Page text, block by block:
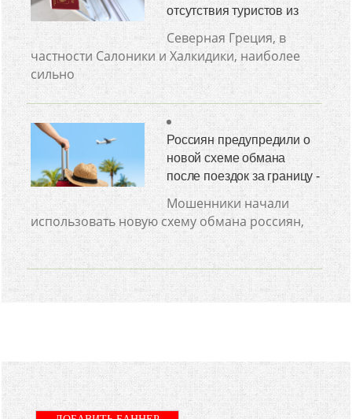
отсутствия туристов из
Северная Греция, в
частности Салоники и Халкидики, наиболее
сильно
Россиян предупредили о
новой схеме обмана
после поездок за границу -
Мошенники начали
использовать новую схему обмана россиян,